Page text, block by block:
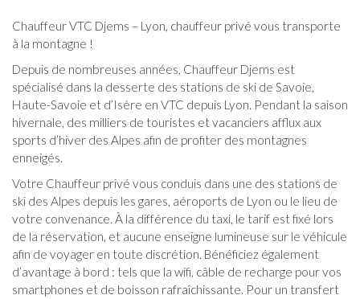
Saint-
Priest
VTC
Vaulx-
en-
Velin
VTC
Villeurbanne
VTC
Chauffeur
Chauffeur VTC Djems – Lyon, chauffeur privé vous transporte
à la montagne !
Depuis de nombreuses années, Chauffeur Djems est
spécialisé dans la desserte des stations de ski de Savoie,
Haute-Savoie et d’Isère en VTC depuis Lyon. Pendant la saison
hivernale, des milliers de touristes et vacanciers afflux aux
sports d’hiver des Alpes afin de profiter des montagnes
enneigés.
Votre Chauffeur privé vous conduis dans une des stations de
ski des Alpes depuis les gares, aéroports de Lyon ou le lieu de
votre convenance. À la différence du taxi, le tarif est fixé lors
de la réservation, et aucune enseigne lumineuse sur le véhicule
afin de voyager en toute discrétion. Bénéficiez également
d’avantage à bord : tels que la wifi, câble de recharge pour vos
smartphones et de boisson rafraîchissante. Pour un transfert